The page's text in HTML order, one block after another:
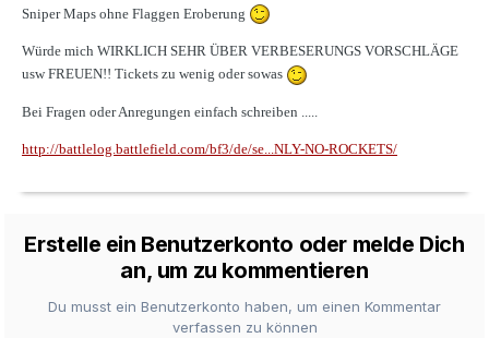
Sniper Maps ohne Flaggen Eroberung
Würde mich WIRKLICH SEHR ÜBER VERBESERUNGS VORSCHLÄGE
usw FREUEN!! Tickets zu wenig oder sowas
Bei Fragen oder Anregungen einfach schreiben .....
http://battlelog.battlefield.com/bf3/de/se...NLY-NO-ROCKETS/
Erstelle ein Benutzerkonto oder melde Dich
an, um zu kommentieren
Du musst ein Benutzerkonto haben, um einen Kommentar
verfassen zu können